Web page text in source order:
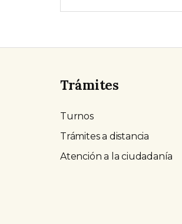
Trámites
Turnos
Trámites a distancia
Atención a la ciudadanía